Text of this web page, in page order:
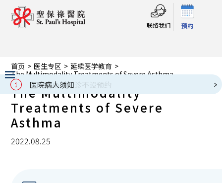
联络我们 預約
二十四小时门诊不设预约
医院病人须知
Slide 2 of 3.
首页 > 医生专区 > 延续医学教育 >
The Multimodality Treatments of Severe Asthma
The Multimodality
Treatments of Severe
Asthma
2022.08.25